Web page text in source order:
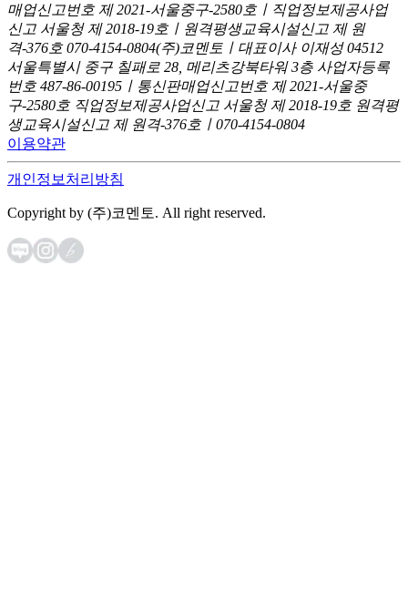
매업신고번호 제 2021-서울중구-2580호ㅣ직업정보제공사업
신고 서울청 제 2018-19호ㅣ원격평생교육시설신고 제 원
격-376호 070-4154-0804(주)코멘토ㅣ대표이사 이재성 04512
서울특별시 중구 칠패로 28, 메리츠강북타워 3층 사업자등록
번호 487-86-00195ㅣ통신판매업신고번호 제 2021-서울중
구-2580호 직업정보제공사업신고 서울청 제 2018-19호 원격평
생교육시설신고 제 원격-376호ㅣ070-4154-0804
이용약관
개인정보처리방침
Copyright by (주)코멘토. All right reserved.